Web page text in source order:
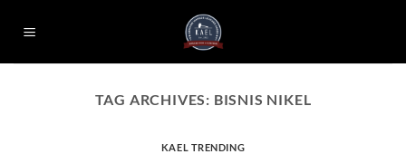
TAG ARCHIVES: BISNIS NIKEL
KAEL TRENDING